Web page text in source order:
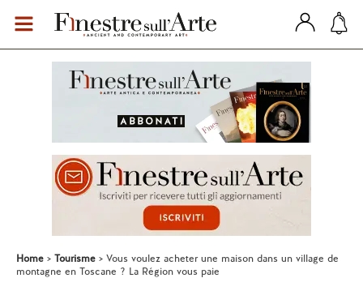
Home Tourisme
Vous voulez acheter une maison dans un village de
montagne en Toscane ? La Région vous paie